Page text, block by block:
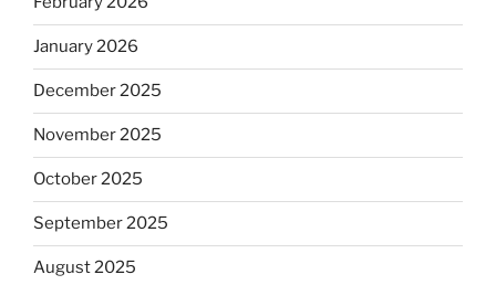
January 2026
December 2025
November 2025
October 2025
September 2025
August 2025